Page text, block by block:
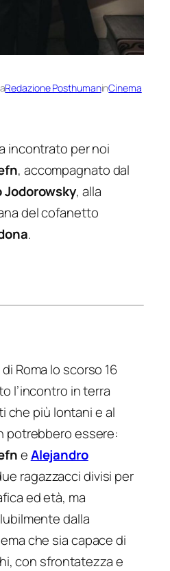
Redazione PosthumaninCinema
incontrato per noi
, accompagnato dal
Jodorowsky, alla
del cofanetto
.
Roma lo scorso 16
l’incontro in terra
che più lontani e al
potrebbero essere:
eAlejandro
ragazzacci divisi per
ed età, ma
dalla
che sia capace di
con sfrontatezza e